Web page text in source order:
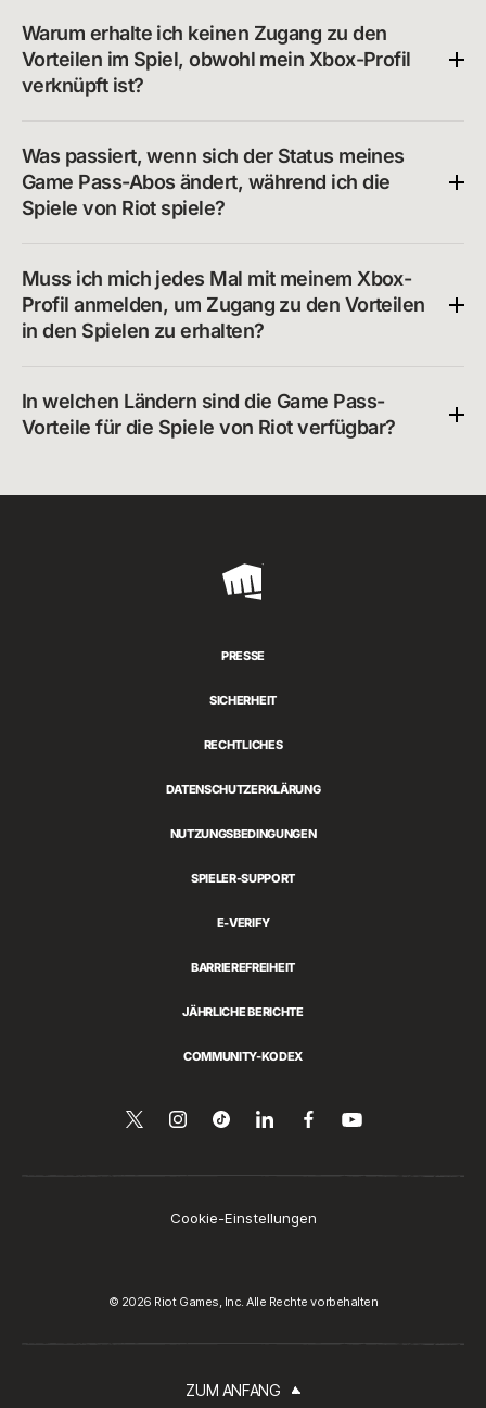
Warum erhalte ich keinen Zugang zu den
Vorteilen im Spiel, obwohl mein Xbox-Profil
verknüpft ist?
Was passiert, wenn sich der Status meines
Game Pass-Abos ändert, während ich die
Spiele von Riot spiele?
Muss ich mich jedes Mal mit meinem Xbox-
Profil anmelden, um Zugang zu den Vorteilen
in den Spielen zu erhalten?
In welchen Ländern sind die Game Pass-
Vorteile für die Spiele von Riot verfügbar?
Riot
PRESSE
SICHERHEIT
RECHTLICHES
DATENSCHUTZERKLÄRUNG
NUTZUNGSBEDINGUNGEN
SPIELER-SUPPORT
E-VERIFY
BARRIEREFREIHEIT
JÄHRLICHE BERICHTE
COMMUNITY-KODEX
Folge
Follow
Follow
Über
Folge
Auf
Cookie-Einstellungen
© 2026 Riot Games, Inc. Alle Rechte vorbehalten
ZUM ANFANG